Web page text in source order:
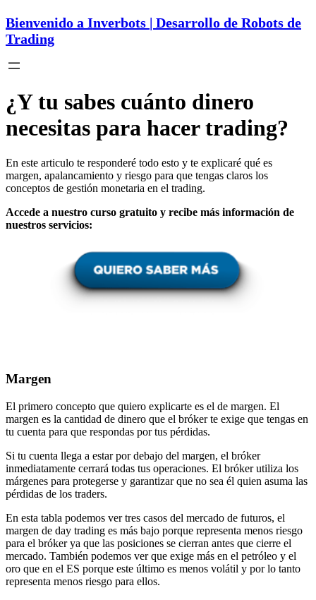
Bienvenido a Inverbots | Desarrollo de Robots de
Trading
¿Y tu sabes cuánto dinero
necesitas para hacer trading?
En este articulo te responderé todo esto y te explicaré qué es
margen, apalancamiento y riesgo para que tengas claros los
conceptos de gestión monetaria en el trading.
Accede a nuestro curso gratuito y recibe más información de
nuestros servicios:
Margen
El primero concepto que quiero explicarte es el de margen. El
margen es la cantidad de dinero que el bróker te exige que tengas en
tu cuenta para que respondas por tus pérdidas.
Si tu cuenta llega a estar por debajo del margen, el bróker
inmediatamente cerrará todas tus operaciones. El bróker utiliza los
márgenes para protegerse y garantizar que no sea él quien asuma las
pérdidas de los traders.
En esta tabla podemos ver tres casos del mercado de futuros, el
margen de day trading es más bajo porque representa menos riesgo
para el bróker ya que las posiciones se cierran antes que cierre el
mercado. También podemos ver que exige más en el petróleo y el
oro que en el ES porque este último es menos volátil y por lo tanto
representa menos riesgo para ellos.